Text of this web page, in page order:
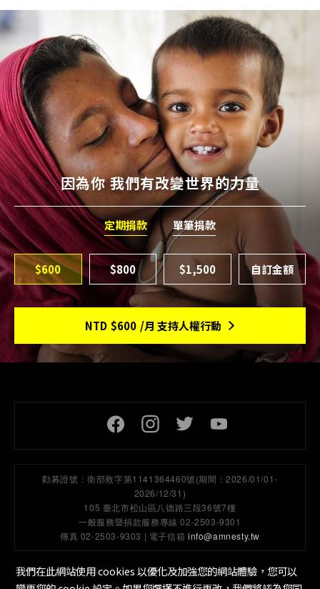
因為你 我們有改變世界的力量
定期捐款 單筆捐款
$600 $800 $1,500
NTD $600 /月 支持人權行動
我們在此網站使用 cookies 以優化及加強您的網站體驗，您可以
頁尾社交連結
勸募證號：衛部救字第1141364460號(期間：2026/01/01-
2026/12/31)
105 臺北市松山區八德路三段36號7樓
一般服務暨捐款服務專線 02-2503-9301
傳真 02-2503-9303 | 電子信箱 info@amnesty.tw